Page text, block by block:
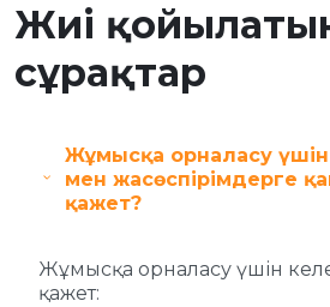
Жиі
сұрақтар
Жұмысқа орналасу
мен жасөспірімдерге
қажет?
Жұмысқа орналасу үшін
қажет: